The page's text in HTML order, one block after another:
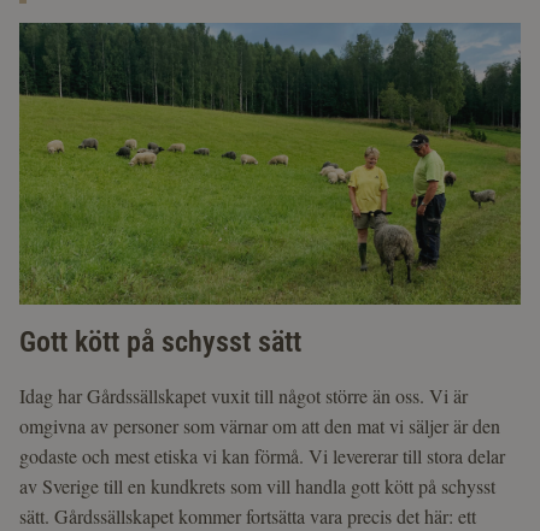
Gott kött på schysst sätt
Idag har Gårdssällskapet vuxit till något större än oss. Vi är
omgivna av personer som värnar om att den mat vi säljer är den
godaste och mest etiska vi kan förmå. Vi levererar till stora delar
av Sverige till en kundkrets som vill handla gott kött på schysst
sätt. Gårdssällskapet kommer fortsätta vara precis det här: ett